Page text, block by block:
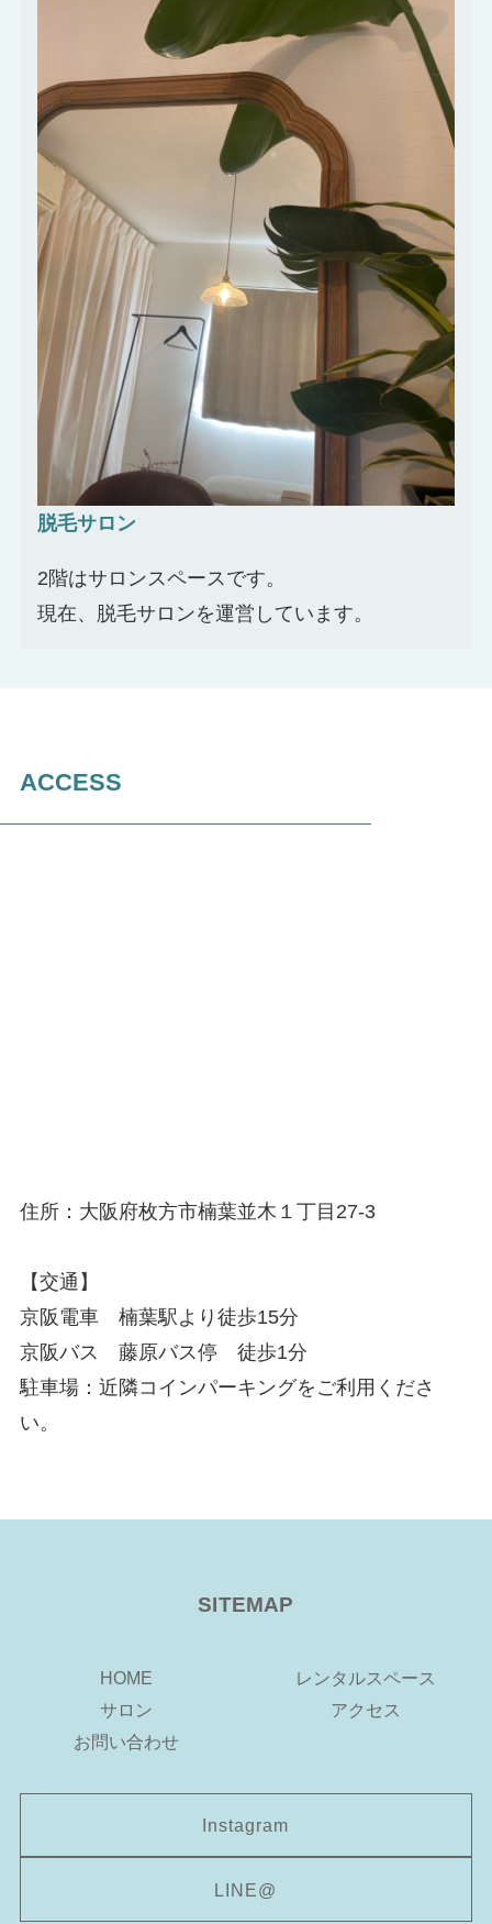
脱毛サロン
2階はサロンスペースです。
現在、脱毛サロンを運営しています。
ACCESS
住所：大阪府枚方市楠葉並木１丁目27-3
【交通】
京阪電車 楠葉駅より徒歩15分
京阪バス 藤原バス停 徒歩1分
駐車場：近隣コインパーキングをご利用くださ
い。
SITEMAP
HOME
レンタルスペース
サロン
アクセス
お問い合わせ
Instagram
LINE@